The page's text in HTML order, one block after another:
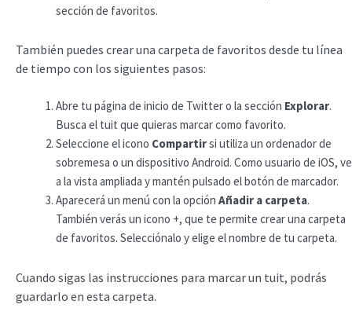
sección de favoritos.
También puedes crear una carpeta de favoritos desde tu línea
de tiempo con los siguientes pasos:
Abre tu página de inicio de Twitter o la sección Explorar.
Busca el tuit que quieras marcar como favorito.
Seleccione el icono Compartirsi utiliza un ordenador de
sobremesa o un dispositivo Android. Como usuario de iOS, ve
a la vista ampliada y mantén pulsado el botón de marcador.
Aparecerá un menú con la opción Añadir a carpeta.
También verás un icono +, que te permite crear una carpeta
de favoritos. Selecciónalo y elige el nombre de tu carpeta.
Cuando sigas las instrucciones para marcar un tuit, podrás
guardarlo en esta carpeta.